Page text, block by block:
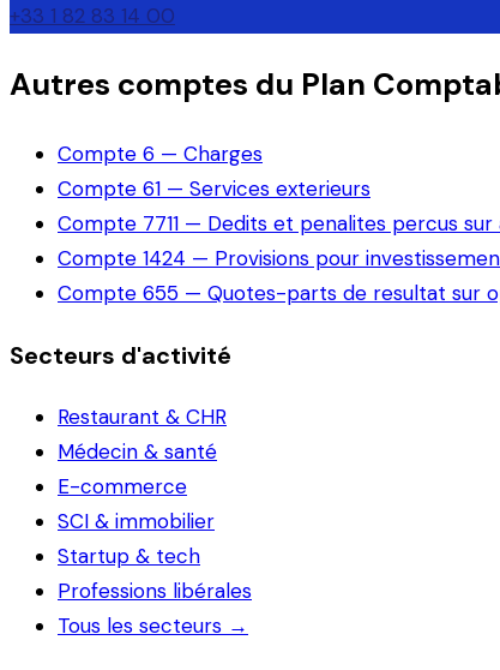
+33 1 82 83 14 00
Autres comptes du Plan
Compte 6 — Charges
Compte 61 — Services exterieurs
Compte 7711 — Dedits et penalites percus
Compte 1424 — Provisions pour
Compte 655 — Quotes-parts de resultat sur
Secteurs d'activité
Restaurant & CHR
Médecin & santé
E-commerce
SCI & immobilier
Startup & tech
Professions libérales
Tous les secteurs →